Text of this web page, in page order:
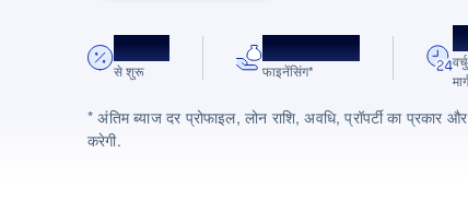
8.75%*
से शुरू
अधिकतम 90%
फाइनेंसिंग*
* अंतिम ब्याज दर प्रोफाइल, लोन राशि, अवधि, प्रॉपर्टी का प्रकार
करेगी.